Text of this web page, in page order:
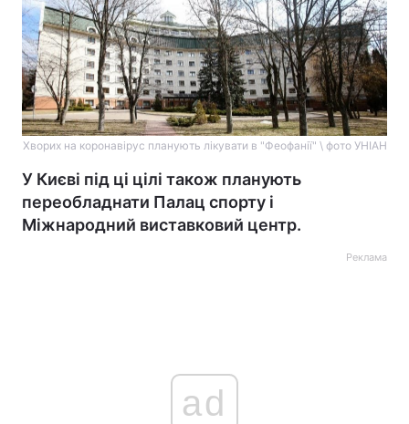
Хворих на коронавірус планують лікувати в "Феофанії" \ фото УНІАН
У Києві під ці цілі також планують
переобладнати Палац спорту і
Міжнародний виставковий центр.
Реклама
ad